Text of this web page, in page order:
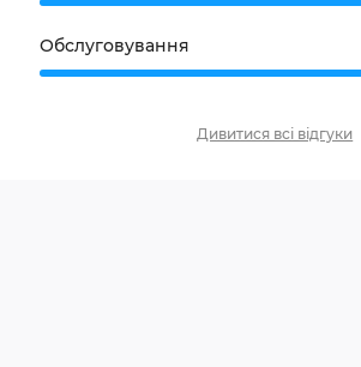
Обслуговування
Дивитися всі відгуки